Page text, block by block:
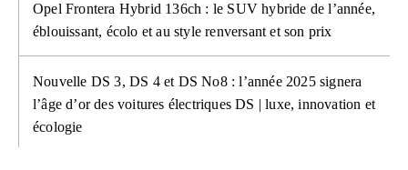
Opel Frontera Hybrid 136ch : le SUV hybride de l’année,
éblouissant, écolo et au style renversant et son prix
Nouvelle DS 3, DS 4 et DS No8 : l’année 2025 signera
l’âge d’or des voitures électriques DS | luxe, innovation et
écologie